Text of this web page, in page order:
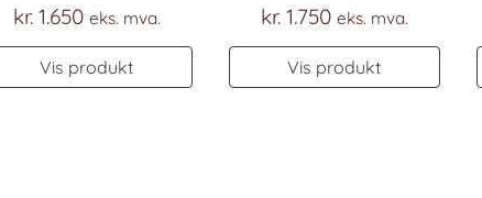
kr.1.650 eks. mva.
Vis produkt
kr.1.750 eks. mva.
Vis produkt